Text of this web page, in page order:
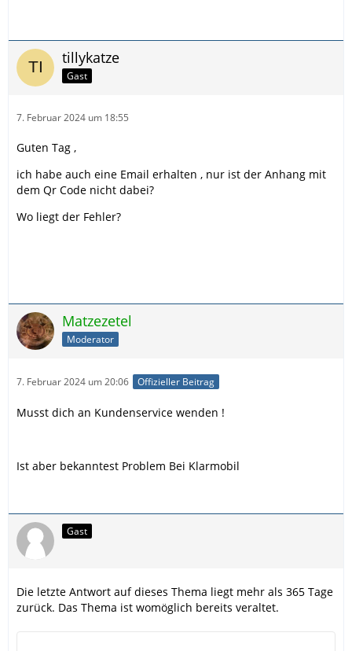
tillykatze
Gast
7. Februar 2024 um 18:55
Guten Tag ,
ich habe auch eine Email erhalten , nur ist der Anhang mit
dem Qr Code nicht dabei?
Wo liegt der Fehler?
Matzezetel
Moderator
7. Februar 2024 um 20:06 Offizieller Beitrag
Musst dich an Kundenservice wenden !
Ist aber bekanntest Problem Bei Klarmobil
Gast
Die letzte Antwort auf dieses Thema liegt mehr als 365 Tage
zurück. Das Thema ist womöglich bereits veraltet.